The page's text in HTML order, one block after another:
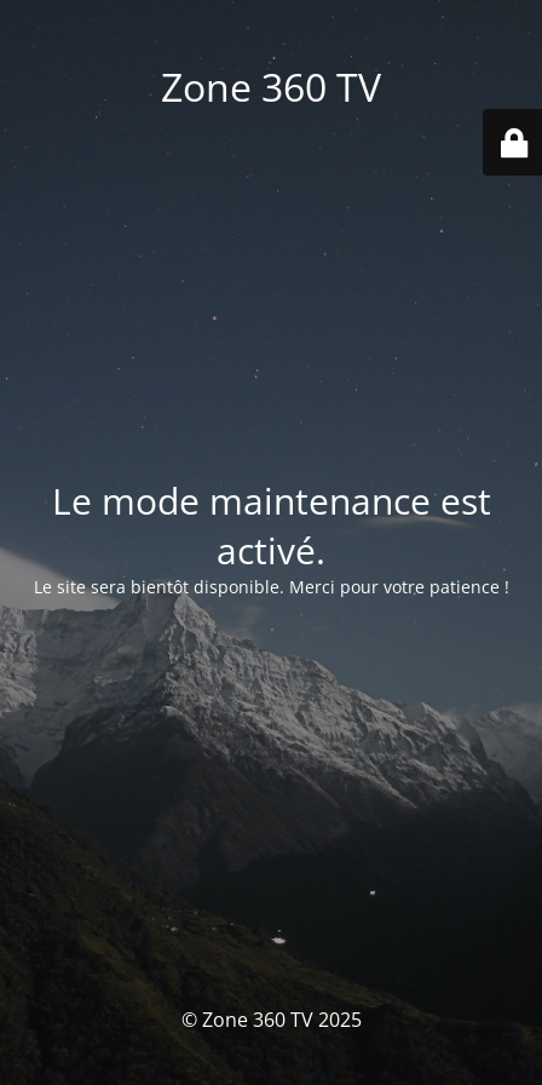
Zone 360 TV
Le mode maintenance est
activé.
Le site sera bientôt disponible. Merci pour votre patience !
© Zone 360 TV 2025